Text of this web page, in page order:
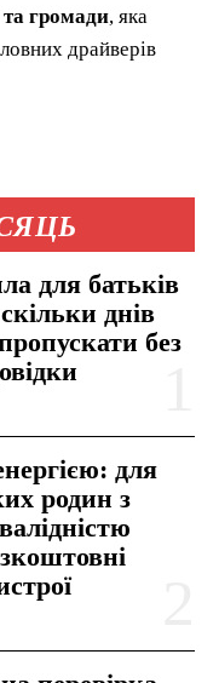
для батьків
днів
без
для
родин з
та громади, яка
драйверів